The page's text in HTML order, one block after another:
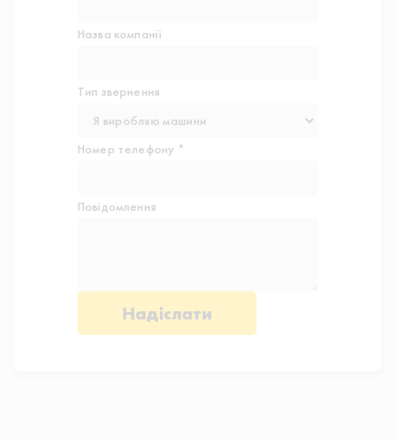
Назва компанії
Тип звернення
Номер телефону *
Повідомлення